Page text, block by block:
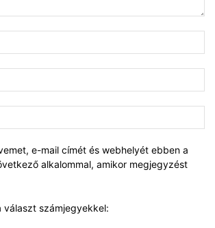
e-mail címét és webhelyét ebben a
alkalommal, amikor megjegyzést
választ számjegyekkel: